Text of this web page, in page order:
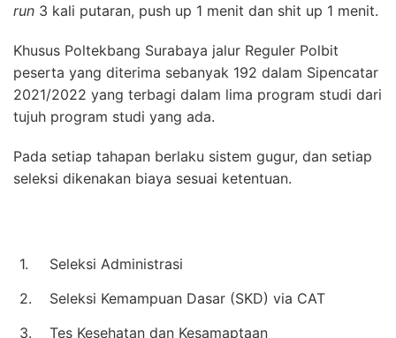
run 3 kali putaran, push up 1 menit dan shit up 1 menit.
Khusus Poltekbang Surabaya jalur Reguler Polbit
peserta yang diterima sebanyak 192 dalam Sipencatar
2021/2022 yang terbagi dalam lima program studi dari
tujuh program studi yang ada.
Pada setiap tahapan berlaku sistem gugur, dan setiap
seleksi dikenakan biaya sesuai ketentuan.
1.
Seleksi Administrasi
2.
Seleksi Kemampuan Dasar (SKD) via CAT
3.
Tes Kesehatan dan Kesamaptaan